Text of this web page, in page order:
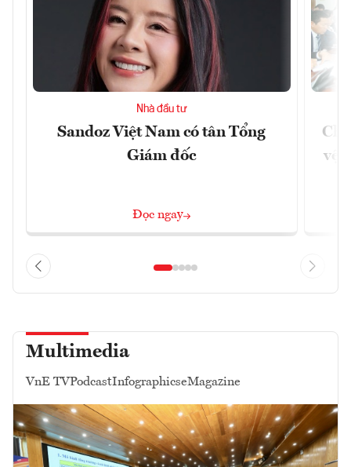
Nhà đầu tư
Sandoz Việt Nam có tân Tổng
Giám đốc
Đọc ngay
vệ
Multimedia
VnE TVPodcastInfographicseMagazine